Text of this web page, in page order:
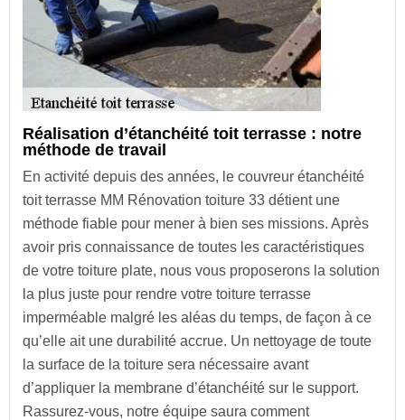
Réalisation d’étanchéité toit terrasse : notre
méthode de travail
En activité depuis des années, le couvreur étanchéité
toit terrasse MM Rénovation toiture 33 détient une
méthode fiable pour mener à bien ses missions. Après
avoir pris connaissance de toutes les caractéristiques
de votre toiture plate, nous vous proposerons la solution
la plus juste pour rendre votre toiture terrasse
imperméable malgré les aléas du temps, de façon à ce
qu’elle ait une durabilité accrue. Un nettoyage de toute
la surface de la toiture sera nécessaire avant
d’appliquer la membrane d’étanchéité sur le support.
Rassurez-vous, notre équipe saura comment